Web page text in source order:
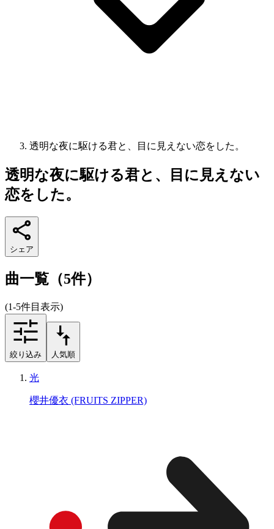
透明な夜に駆ける君と、目に見えない恋をした。
透明な夜に駆ける君と、目に見えない
恋をした。
シェア
曲一覧（5件）
(1-5件目表示)
絞り込み 人気順
光
櫻井優衣 (FRUITS ZIPPER)